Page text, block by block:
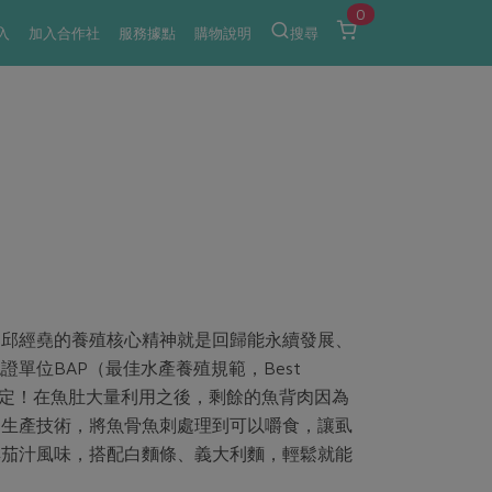
加入合作社 服務據點 購物說明 搜尋
0
經堯的養殖核心精神就是回歸能永續發展、
單位BAP（最佳水產養殖規範，Best
在魚肚大量利用之後，剩餘的魚背肉因為
產技術，將魚骨魚刺處理到可以嚼食，讓虱
汁風味，搭配白麵條、義大利麵，輕鬆就能